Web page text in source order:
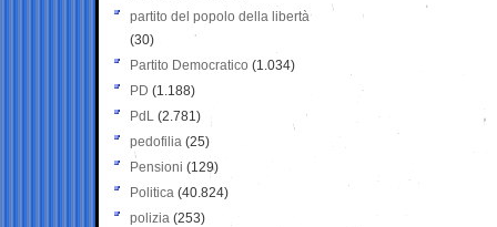
partito del popolo della libertà
(30)
Partito Democratico (1.034)
PD (1.188)
PdL (2.781)
pedofilia (25)
Pensioni (129)
Politica (40.824)
polizia (253)